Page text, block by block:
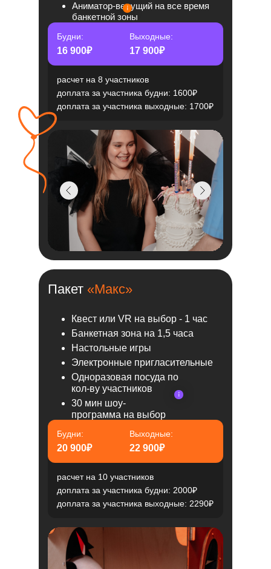
Аниматор-ведущий на все время
банкетной зоны
Будни: Выходные:
16 900₽ 17 900₽
расчет на 8 участников
доплата за участника будни: 1600₽
доплата за участника выходные: 1700₽
Пакет «Макс»
Квест или VR на выбор - 1 час
Одноразовая посуда по
кол-ву участников
Банкетная зона на 1,5 часа
30 мин шоу-
программа на выбор
Настольные игры
Электронные пригласительные
Будни: Выходные:
20 900₽ 22 900₽
расчет на 10 участников
доплата за участника будни: 2000₽
доплата за участника выходные: 2290₽